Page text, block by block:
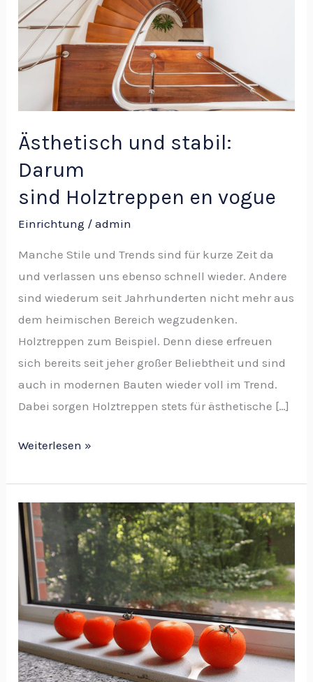
Ästhetisch und stabil:
Darum
sind Holztreppen en vogue
Einrichtung /admin
Manche Stile und Trends sind für kurze Zeit da
und verlassen uns ebenso schnell wieder. Andere
sind wiederum seit Jahrhunderten nicht mehr aus
dem heimischen Bereich wegzudenken.
Holztreppen zum Beispiel. Denn diese erfreuen
sich bereits seit jeher großer Beliebtheit und sind
auch in modernen Bauten wieder voll im Trend.
Dabei sorgen Holztreppen stets für ästhetische […]
sind Holztreppen en vogue
Weiterlesen »
Edle
Details
für
Ihr
Zuhause